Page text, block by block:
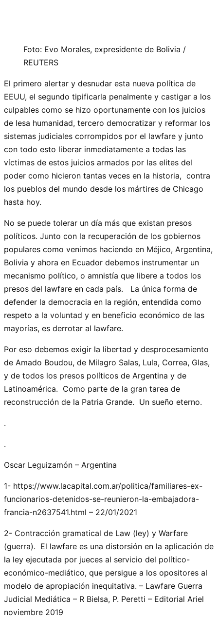
Foto: Evo Morales, expresidente de Bolivia /
REUTERS
El primero alertar y desnudar esta nueva política de
EEUU, el segundo tipificarla penalmente y castigar a los
culpables como se hizo oportunamente con los juicios
de lesa humanidad, tercero democratizar y reformar los
sistemas judiciales corrompidos por el lawfare y junto
con todo esto liberar inmediatamente a todas las
víctimas de estos juicios armados por las elites del
poder como hicieron tantas veces en la historia, contra
los pueblos del mundo desde los mártires de Chicago
hasta hoy.
No se puede tolerar un día más que existan presos
políticos. Junto con la recuperación de los gobiernos
populares como venimos haciendo en Méjico, Argentina,
Bolivia y ahora en Ecuador debemos instrumentar un
mecanismo político, o amnistía que libere a todos los
presos del lawfare en cada país. La única forma de
defender la democracia en la región, entendida como
respeto a la voluntad y en beneficio económico de las
mayorías, es derrotar al lawfare.
Por eso debemos exigir la libertad y desprocesamiento
de Amado Boudou, de Milagro Salas, Lula, Correa, Glas,
y de todos los presos políticos de Argentina y de
Latinoamérica. Como parte de la gran tarea de
reconstrucción de la Patria Grande. Un sueño eterno.
.
.
Oscar Leguizamón – Argentina
1- https://www.lacapital.com.ar/politica/familiares-ex-
funcionarios-detenidos-se-reunieron-la-embajadora-
francia-n2637541.html – 22/01/2021
2- Contracción gramatical de Law (ley) y Warfare
(guerra). El lawfare es una distorsión en la aplicación de
la ley ejecutada por jueces al servicio del político-
económico-mediático, que persigue a los opositores al
modelo de apropiación inequitativa. – Lawfare Guerra
Judicial Mediática – R Bielsa, P. Peretti – Editorial Ariel
noviembre 2019